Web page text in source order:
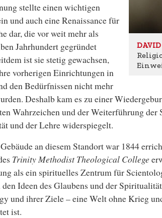
stellte einen wichtigen
und auch eine Renaissance für
dar, die vor weit mehr als
Jahrhundert gegründet
ist sie stetig gewachsen,
vorherigen Einrichtungen in
den Bedürfnissen nicht mehr
Deshalb kam es zu einer
Wahrzeichen und der Weiterführung
und der Lehre widerspiegelt.
an diesem Standort war 1844
Trinity Methodist Theological College
als ein spirituelles Zentrum für
Ideen des Glaubens und der
und ihrer Ziele – eine Welt ohne Krieg
ist.